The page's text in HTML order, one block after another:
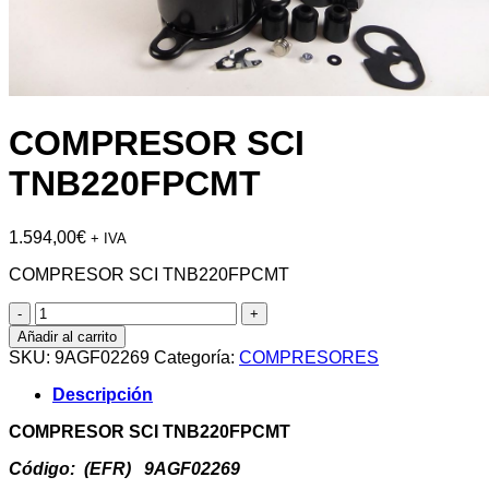
COMPRESOR SCI
TNB220FPCMT
1.594,00€ + IVA
COMPRESOR SCI TNB220FPCMT
COMPRESOR
SCI
TNB220FPCMT
cantidad
Añadir al carrito
SKU: 9AGF02269 Categoría: COMPRESORES
Descripción
COMPRESOR SCI TNB220FPCMT
Código: (EFR) 9AGF02269